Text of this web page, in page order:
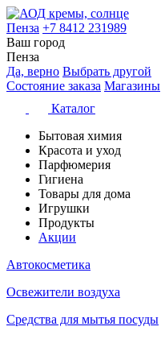
Пенза +7 8412 231989
Ваш город
Пенза
Да, верно Выбрать другой
Состояние заказа Магазины
Каталог
Бытовая химия
Красота и уход
Парфюмерия
Гигиена
Товары для дома
Игрушки
Продукты
Акции
Автокосметика
Освежители воздуха
Средства для мытья посуды